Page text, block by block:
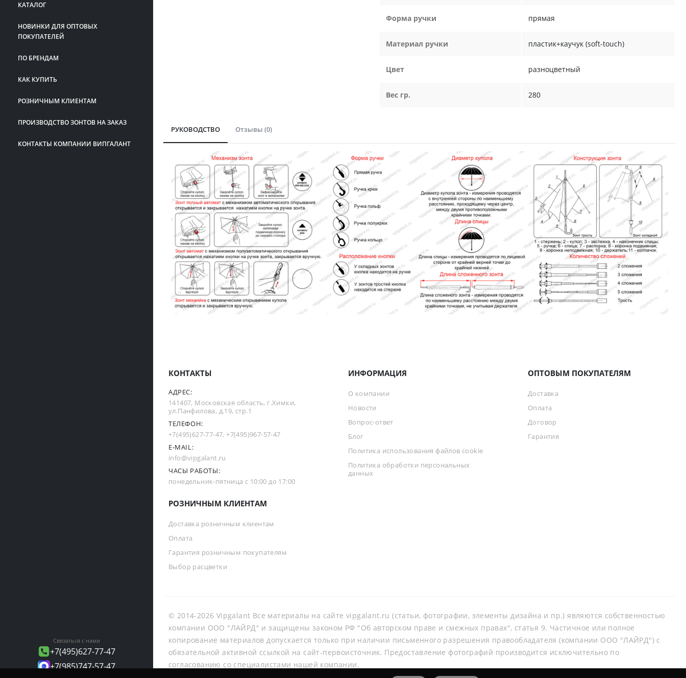
КАТАЛОГ
НОВИНКИ ДЛЯ ОПТОВЫХ
ПОКУПАТЕЛЕЙ
ПО БРЕНДАМ
КАК КУПИТЬ
РОЗНИЧНЫМ КЛИЕНТАМ
ПРОИЗВОДСТВО ЗОНТОВ НА ЗАКАЗ
КОНТАКТЫ КОМПАНИИ ВИПГАЛАНТ
Связаться с нами
+7(495)627-77-47
+7(985)747-57-47
Форма ручки прямая
Материал ручки пластик+каучук (soft-touch)
Цвет разноцветный
Вес гр. 280
РУКОВОДСТВО Отзывы (0)
КОНТАКТЫ
АДРЕС:
141407, Московская область, г.Химки,
ул.Панфилова, д.19, стр.1
ТЕЛЕФОН:
+7(495)627-77-47,+7(495)967-57-47
E-MAIL:
info@vipgalant.ru
ЧАСЫ РАБОТЫ:
понедельник-пятница с 10:00 до 17:00
ИНФОРМАЦИЯ
О компании
Новости
Вопрос-ответ
Блог
Политика использования файлов cookie
Политика обработки персональных
данных
ОПТОВЫМ ПОКУПАТЕЛЯМ
Доставка
Оплата
Договор
Гарантия
РОЗНИЧНЫМ КЛИЕНТАМ
Доставка розничным клиентам
Оплата
Гарантия розничным покупателям
Выбор расцветки
© 2014-2026 Vipgalant Все материалы на сайте vipgalant.ru (статьи, фотографии, элементы дизайна и пр.) являются собственностью
компании ООО "ЛАЙРД" и защищены законом РФ "Об авторском праве и смежных правах", статья 9. Частичное или полное
копирование материалов допускается только при наличии письменного разрешения правообладателя (компании ООО "ЛАЙРД") с
обязательной активной ссылкой на сайт-первоисточник. Предоставление фотографий производится исключительно по
согласованию со специалистами нашей компании.